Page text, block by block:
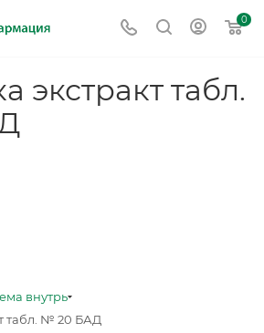
0
экстракт табл.
внутрь
табл. № 20 БАД